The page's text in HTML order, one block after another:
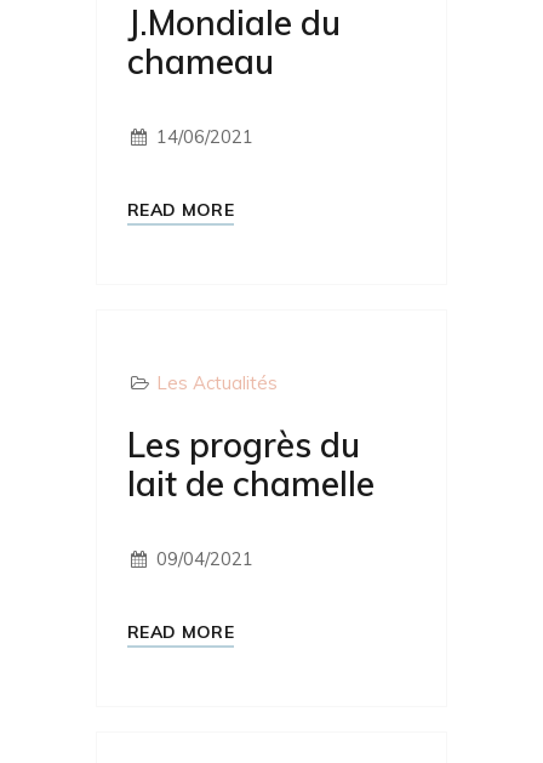
J.Mondiale du
chameau
14/06/2021
READ MORE
Les Actualités
Les progrès du
lait de chamelle
09/04/2021
READ MORE